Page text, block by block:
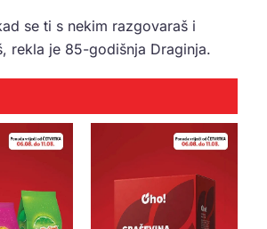
se ti s nekim razgovaraš i
rekla je 85-godišnja Draginja.